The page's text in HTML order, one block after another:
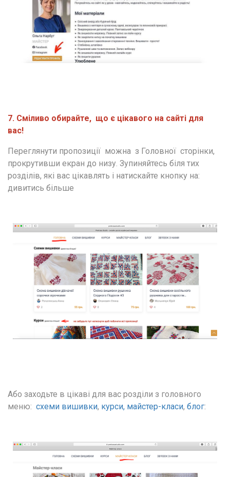
7. Сміливо обирайте,  що є цікавого на сайті для
вас!
Переглянути пропозиції  можна  з Головної  сторінки,
прокрутивши екран до низу. Зупиняйтесь біля тих
розділів, які вас цікавлять і натискайте кнопку на:
дивитись більше
Або заходьте в цікаві для вас розділи з головного
меню: схеми вишивки, курси, майстер-класи, блог: